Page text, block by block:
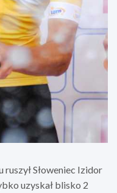
Słoweniec Izidor
uzyskał blisko 2